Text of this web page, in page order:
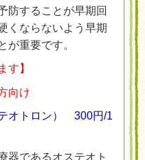
防することが早期回
くならないよう早期
が重要です。
す】
向け
オトロン） 300円/1
器であるオステオト